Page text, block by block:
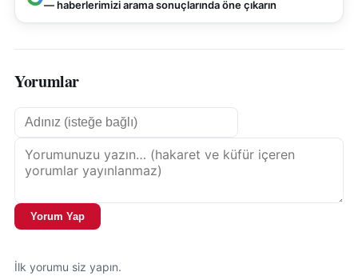
— haberlerimizi arama sonuçlarında öne çıkarın
Yorumlar
Yorum Yap
İlk yorumu siz yapın.